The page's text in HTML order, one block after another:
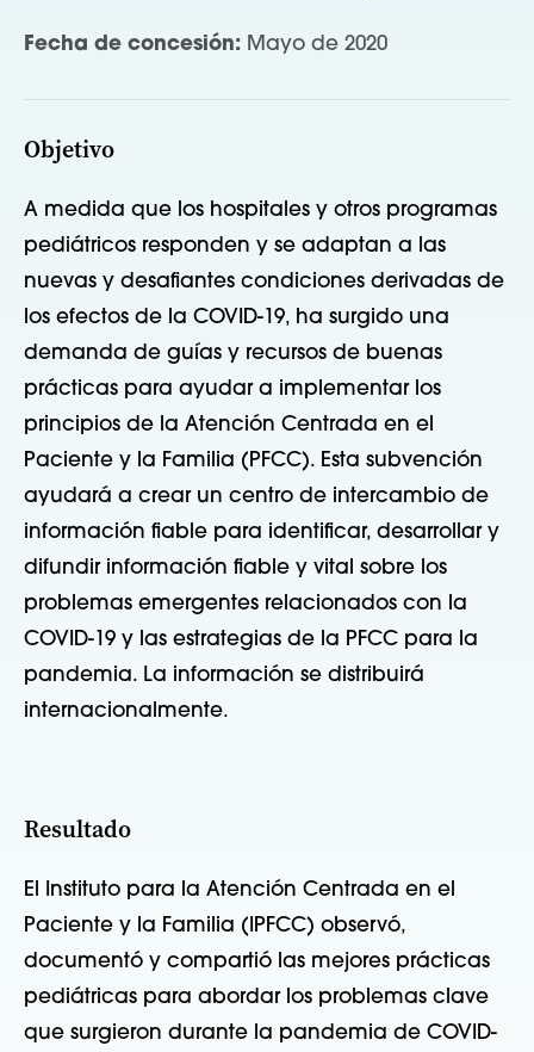
Fecha de concesión: Mayo de 2020
Objetivo
A medida que los hospitales y otros programas
pediátricos responden y se adaptan a las
nuevas y desafiantes condiciones derivadas de
los efectos de la COVID-19, ha surgido una
demanda de guías y recursos de buenas
prácticas para ayudar a implementar los
principios de la Atención Centrada en el
Paciente y la Familia (PFCC). Esta subvención
ayudará a crear un centro de intercambio de
información fiable para identificar, desarrollar y
difundir información fiable y vital sobre los
problemas emergentes relacionados con la
COVID-19 y las estrategias de la PFCC para la
pandemia. La información se distribuirá
internacionalmente.
Resultado
El Instituto para la Atención Centrada en el
Paciente y la Familia (IPFCC) observó,
documentó y compartió las mejores prácticas
pediátricas para abordar los problemas clave
que surgieron durante la pandemia de COVID-